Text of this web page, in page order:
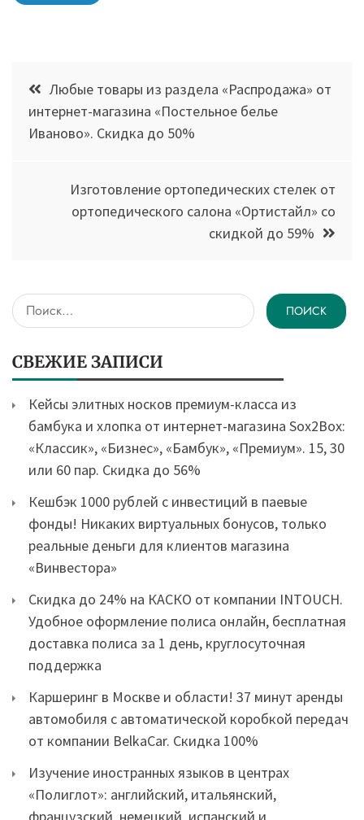
Навигация
по
записям
Любые товары из раздела «Распродажа» от
интернет-магазина «Постельное белье
Иваново». Скидка до 50%
Изготовление ортопедических стелек от
ортопедического салона «Ортистайл» со
скидкой до 59%
Найти:
СВЕЖИЕ ЗАПИСИ
Кейсы элитных носков премиум-класса из
бамбука и хлопка от интернет-магазина Sox2Box:
«Классик», «Бизнес», «Бамбук», «Премиум». 15, 30
или 60 пар. Скидка до 56%
Кешбэк 1000 рублей с инвестиций в паевые
фонды! Никаких виртуальных бонусов, только
реальные деньги для клиентов магазина
«Винвестора»
Скидка до 24% на КАСКО от компании INTOUCH.
Удобное оформление полиса онлайн, бесплатная
доставка полиса за 1 день, круглосуточная
поддержка
Каршеринг в Москве и области! 37 минут аренды
автомобиля с автоматической коробкой передач
от компании BelkaCar. Скидка 100%
Изучение иностранных языков в центрах
«Полиглот»: английский, итальянский,
французский, немецкий, испанский и